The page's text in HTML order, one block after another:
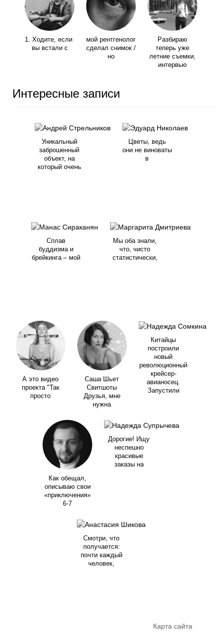
1. Ходите, если
вы встали с
мой рентгенолог
сделал снимок /
но
Разбираю
теперь уже
летние съемки,
интервью
Интересные записи
Уникальный
заброшенный
объект, на
который очень
Цветы, ведь
они не виноваты
в
Сплав
буддизма и
брейкинга – мой
Мы оба знали,
что, чисто
статистически,
А это видео
проекта "Так
просто
Саша Шьет
Свитшоты
Друзья, мне
нужна
Китайцы
построили
новый
революционный
крейсер-
авианосец.
Запустили
Как обещал,
описываю свои
«приключения»
6-7
Дорогие! Ищу
неспешно
красивые
заказы на
Смотри, что
получается:
почти каждый
человек,
Карта сайта